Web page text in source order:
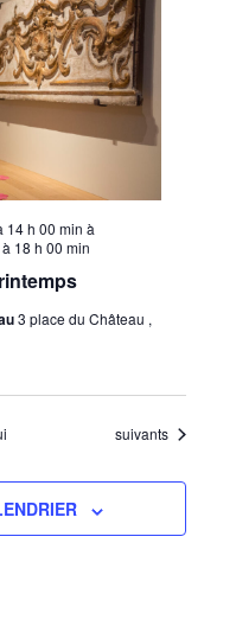
14 h 00 min à
18 h 00 min
3 place du Château ,
Évènements
suivants